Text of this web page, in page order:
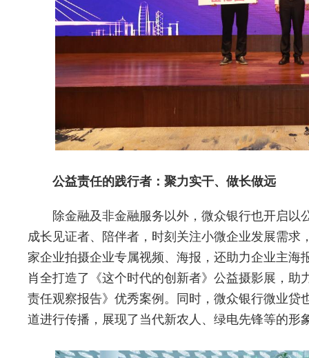
公益责任的践行者：聚力实干、做长做远
除金融及非金融服务以外，微众银行也开启
成长见证者、陪伴者，时刻关注小微企业发展需求
家企业拍摄企业专属视频、海报，还助力企业主
肖全打造了《这个时代的创新者》公益摄影展，助
责任观察报告》优秀案例。同时，微众银行微业
道进行传播，展现了当代新农人、绿电先锋等的形